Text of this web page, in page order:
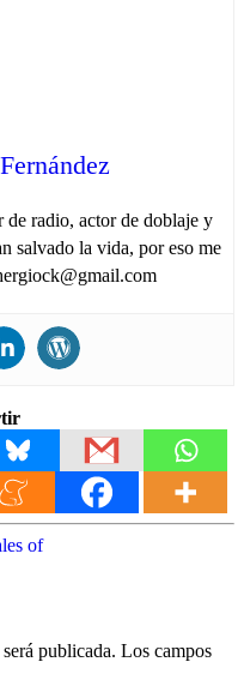
radio, actor de doblaje y
salvado la vida, por eso me
of
publicada. Los campos